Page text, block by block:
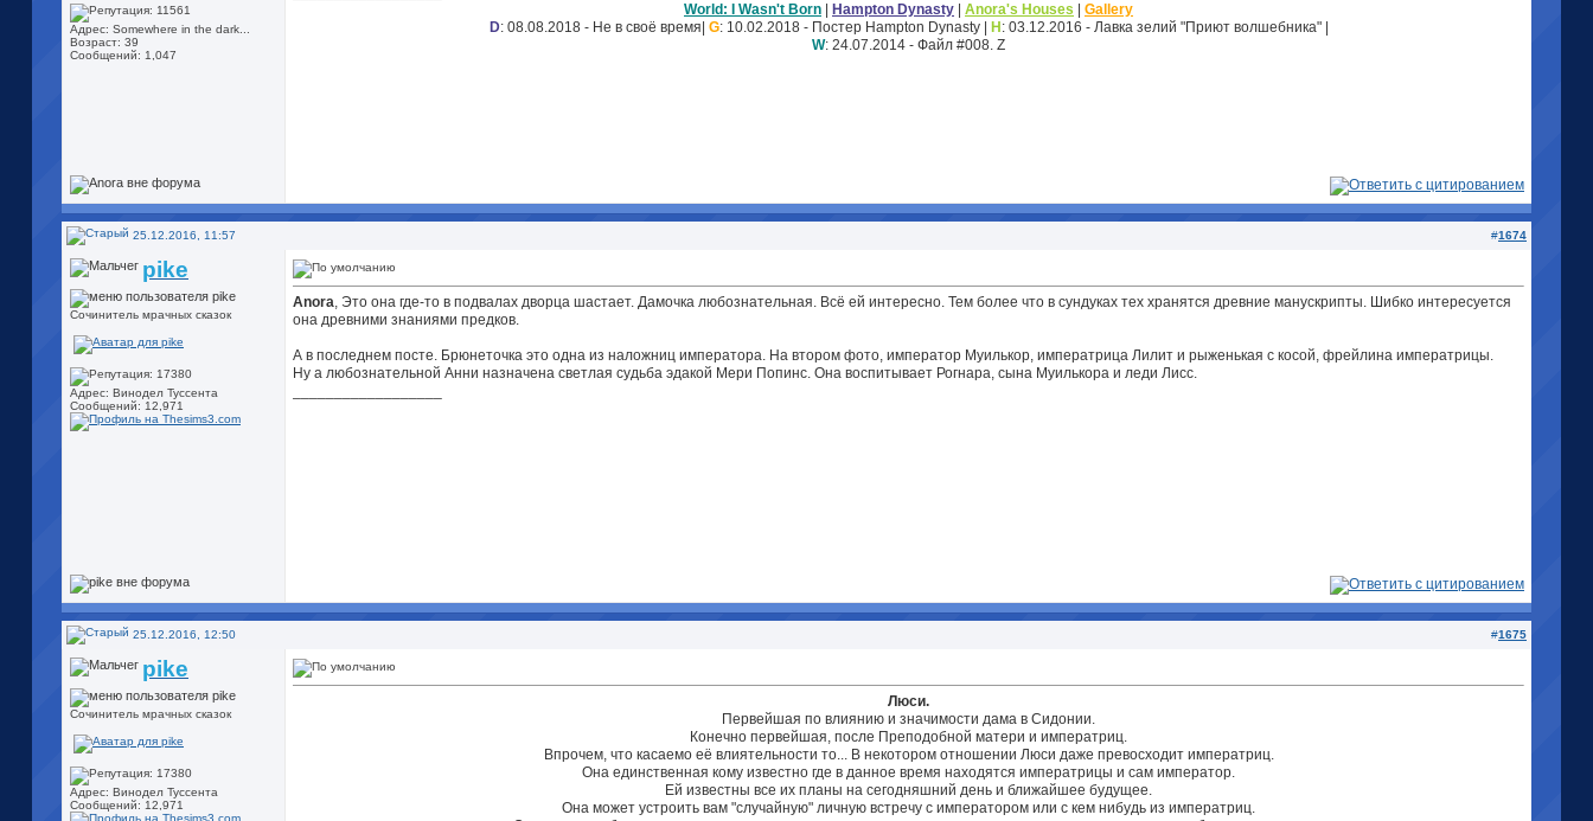
Адрес: Somewhere in the dark...
Возраст: 39
Сообщений: 1,047
World: I Wasn't Born
Hampton Dynasty Anora's Houses
Gallery
D: 08.08.2018 - Не в своё время| G: 10.02.2018 - Постер Hampton Dynasty | H : 03.12.2016 - Лавка зелий "Приют волшебника" |
W: 24.07.2014 - Файл #008. Z
25.12.2016, 11:57 #1674
pike
Сочинитель мрачных сказок
Адрес: Винодел Туссента
Сообщений: 12,971
Anora, Это она где-то в подвалах дворца шастает. Дамочка любознательная. Всё ей интересно. Тем более что в сундуках тех хранятся древние манускрипты. Шибко интересуется
она древними знаниями предков.
А в последнем посте. Брюнеточка это одна из наложниц императора. На втором фото, император Муилькор, императрица Лилит и рыженькая с косой, фрейлина императрицы.
Ну а любознательной Анни назначена светлая судьба эдакой Мери Попинс. Она воспитывает Рогнара, сына Муилькора и леди Лисс.
25.12.2016, 12:50 #1675
pike
Сочинитель мрачных сказок
Адрес: Винодел Туссента
Сообщений: 12,971
Люси.
Первейшая по влиянию и значимости дама в Сидонии.
Конечно первейшая, после Преподобной матери и императриц.
Впрочем, что касаемо её влиятельности то... В некотором отношении Люси даже превосходит императриц.
Она единственная кому известно где в данное время находятся императрицы и сам император.
Ей известны все их планы на сегодняшний день и ближайшее будущее.
Она может устроить вам "случайную" личную встречу с императором или с кем нибудь из императриц.